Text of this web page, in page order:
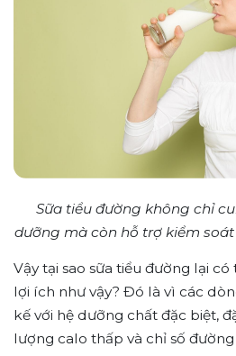
Sữa tiểu đường không chỉ
dưỡng mà còn hỗ trợ kiểm
Vậy tại sao sữa tiểu đường lại
lợi ích như vậy? Đó là vì các
kế với hệ dưỡng chất đặc biệt,
lượng calo thấp và chỉ số